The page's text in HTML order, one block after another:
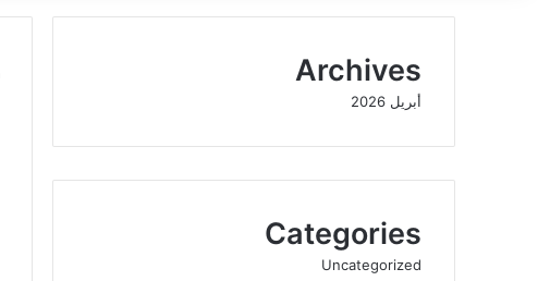
Archives
أبريل 2026
Categories
Uncategorized